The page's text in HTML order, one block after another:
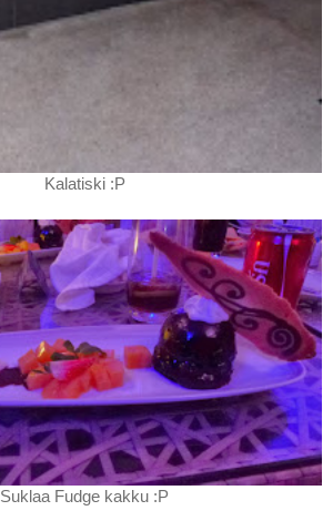
Kalatiski :P
Suklaa Fudge kakku :P